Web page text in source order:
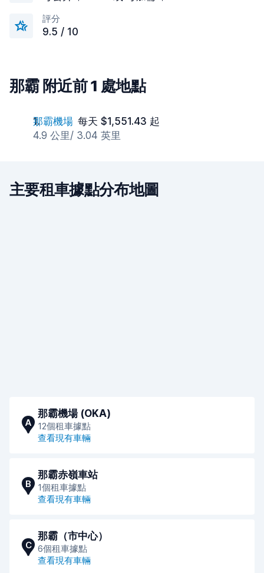
評分
9.5 / 10
那霸 附近前 1 處地點
那霸機場 每天 $1,551.43 起
4.9 公里/ 3.04 英里
主要租車據點分布地圖
A
那霸機場 (OKA)
12個租車據點
查看現有車輛
B
那霸赤嶺車站
1個租車據點
查看現有車輛
C
那霸（市中心）
6個租車據點
查看現有車輛